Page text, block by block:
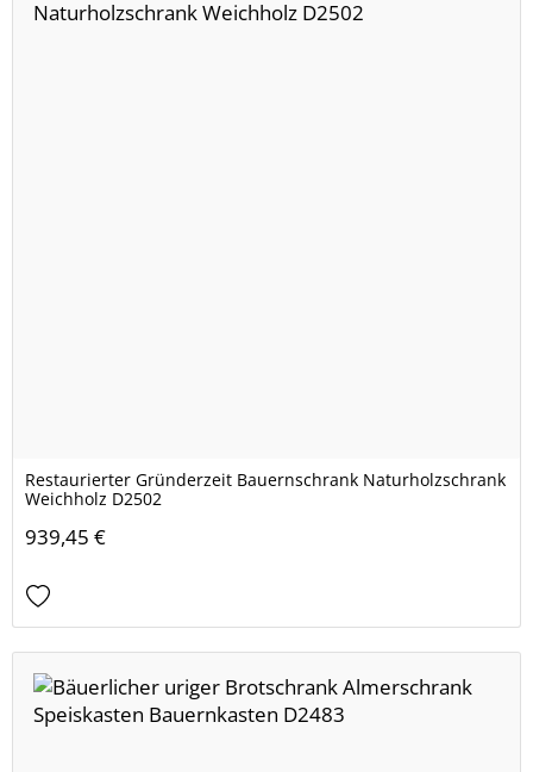
Restaurierter Gründerzeit Bauernschrank Naturholzschrank
Weichholz D2502
939,45 €